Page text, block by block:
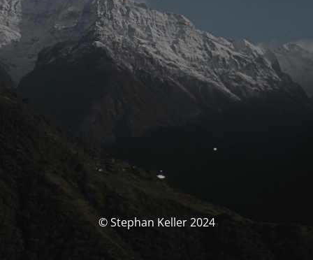
© Stephan Keller 2024